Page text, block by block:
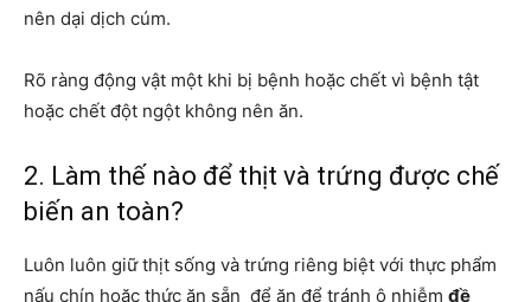
nên dại dịch cúm.
Rõ ràng động vật một khi bị bệnh hoặc chết vì bệnh tật
hoặc chết đột ngột không nên ăn.
2. Làm thế nào để thịt và trứng được chế
biến an toàn?
Luôn luôn giữ thịt sống và trứng riêng biệt với thực phẩm
nấu chín hoặc thức ăn sẵn để ăn để tránh ô nhiễm đề